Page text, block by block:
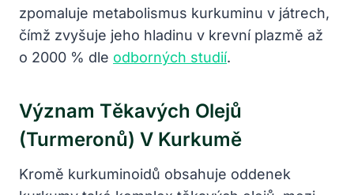
zpomaluje metabolismus kurkuminu v játrech,
čímž zvyšuje jeho hladinu v krevní plazmě až
o 2000 % dle odborných studií.
Význam Těkavých Olejů
(turmeronů) V Kurkumě
Kromě kurkuminoidů obsahuje oddenek